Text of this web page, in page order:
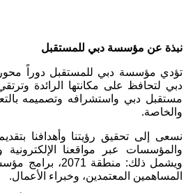
نبذة عن مؤسسة دبي للمستقبل
تؤدي مؤسسة دبي للمستقبل دوراً
دبي لتحافظ على مكانتها الرائدة
مستقبل دبي واستشرافه وتصميمه
والخاصة.
نسعى إلى تحقيق رؤيتنا وأهدافنا
والمؤسسات عبر مواقعنا الإلكترونية
ويشمل ذلك: منطقة
المساهمين المعتمدين، وخبراء الأعمال.